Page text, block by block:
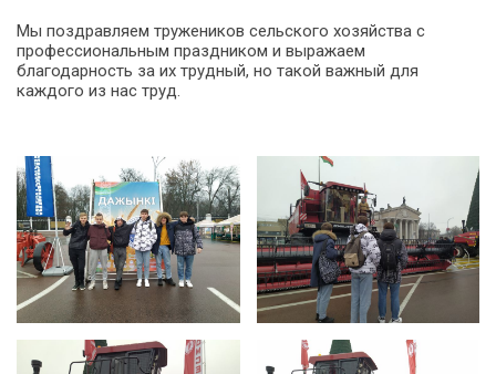
Мы поздравляем тружеников сельского хозяйства с
профессиональным праздником и выражаем
благодарность за их трудный, но такой важный для
каждого из нас труд.